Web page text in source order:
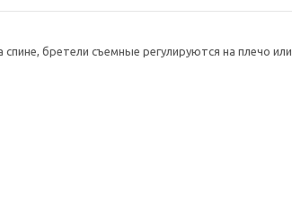
бретели съемные регулируются на плечо или